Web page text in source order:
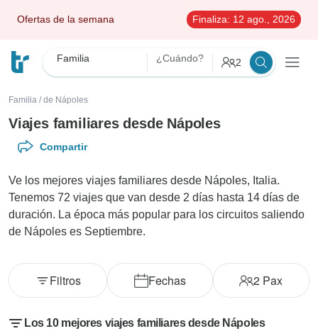
Ofertas de la semana Finaliza: 12 ago., 2026
Familia ¿Cuándo? 2
Familia / de Nápoles
Viajes familiares desde Nápoles
Compartir
Ve los mejores viajes familiares desde Nápoles, Italia.
Tenemos 72 viajes que van desde 2 días hasta 14 días de
duración. La época más popular para los circuitos saliendo
de Nápoles es Septiembre.
Fechas 2 Pax
Filtros
Los 10 mejores viajes familiares desde Nápoles